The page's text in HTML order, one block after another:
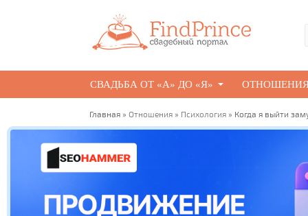
СВАДЬБА ОТ «А» ДО «Я»
Главная » Отношения » Психология » Когда я выйти